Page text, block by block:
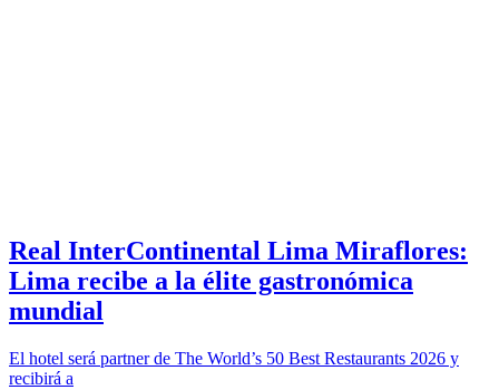
Real InterContinental Lima Miraflores:
Lima recibe a la élite gastronómica
mundial
El hotel será partner de The World’s 50 Best Restaurants 2026 y
recibirá a